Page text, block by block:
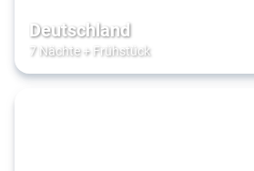
Deutschland
7 Nächte+ Frühstück